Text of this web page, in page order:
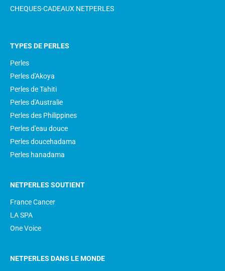
CHEQUES-CADEAUX NETPERLES
TYPES DE PERLES
Perles
Perles d'Akoya
Perles de Tahiti
Perles d'Australie
Perles des Philippines
Perles d'eau douce
Perles doucehadama
Perles hanadama
NETPERLES SOUTIENT
France Cancer
LA SPA
One Voice
NETPERLES DANS LE MONDE